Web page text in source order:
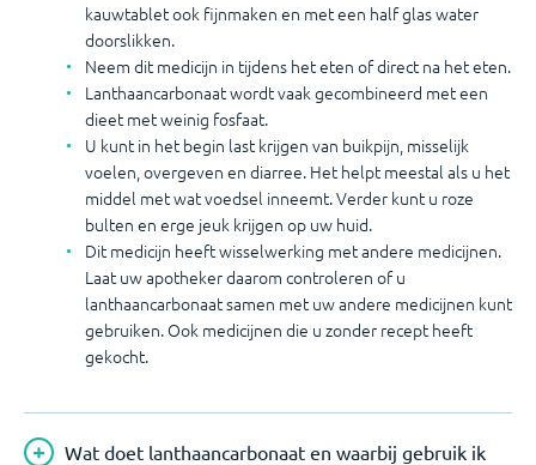
kauwtablet ook fijnmaken en met een half glas water
doorslikken.
Neem dit medicijn in tijdens het eten of direct na het eten.
Lanthaancarbonaat wordt vaak gecombineerd met een
dieet met weinig fosfaat.
U kunt in het begin last krijgen van buikpijn, misselijk
voelen, overgeven en diarree. Het helpt meestal als u het
middel met wat voedsel inneemt. Verder kunt u roze
bulten en erge jeuk krijgen op uw huid.
Dit medicijn heeft wisselwerking met andere medicijnen.
Laat uw apotheker daarom controleren of u
lanthaancarbonaat samen met uw andere medicijnen kunt
gebruiken. Ook medicijnen die u zonder recept heeft
gekocht.
Wat doet lanthaancarbonaat en waarbij gebruik ik